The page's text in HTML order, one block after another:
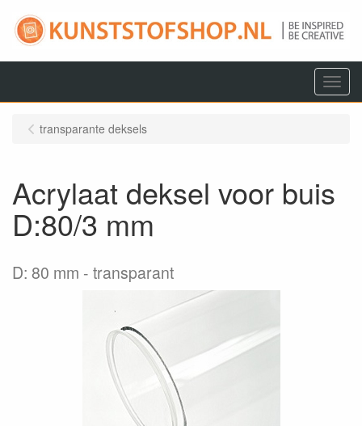
Menu
transparante deksels
Acrylaat deksel voor buis
D:80/3 mm
D: 80 mm transparant